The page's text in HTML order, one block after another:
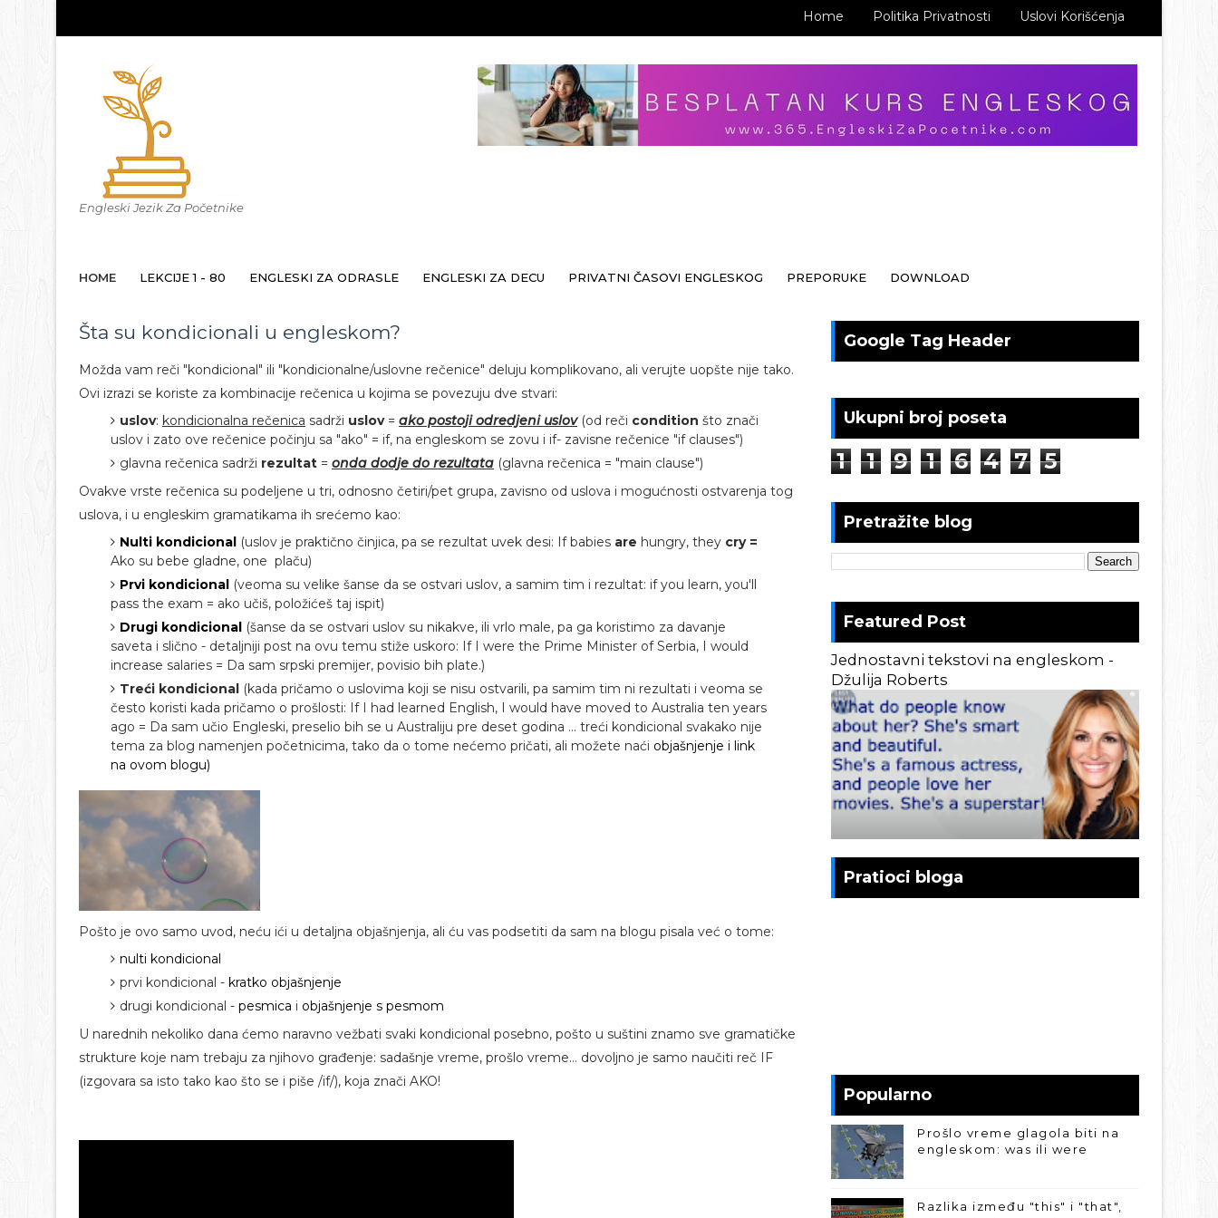
Home Politika Privatnosti Uslovi Korišćenja
Engleski Jezik Za Početnike
HOME LEKCIJE 1 - 80 ENGLESKI ZA ODRASLE ENGLESKI ZA DECU PRIVATNI ČASOVI ENGLESKOG PREPORUKE DOWNLOAD
Šta su kondicionali u engleskom?
Možda vam reči "kondicional" ili "kondicionalne/uslovne rečenice" deluju komplikovano, ali verujte uopšte nije tako.
Ovi izrazi se koriste za kombinacije rečenica u kojima se povezuju dve stvari:
uslov: kondicionalna rečenica sadrži uslov = ako postoji odredjeni uslov(od reči condition što znači
uslov i zato ove rečenice počinju sa "ako" = if, na engleskom se zovu i if- zavisne rečenice "if clauses")
glavna rečenica sadrži rezultat = onda dodje do rezultata (glavna rečenica = "main clause")
Ovakve vrste rečenica su podeljene u tri, odnosno četiri/pet grupa, zavisno od uslova i mogućnosti ostvarenja tog
uslova, i u engleskim gramatikama ih srećemo kao:
Nulti kondicional (uslov je praktično činjica, pa se rezultat uvek desi: If babies are hungry, they cry =
Ako su bebe gladne, one plaču)
Prvi kondicional (veoma su velike šanse da se ostvari uslov, a samim tim i rezultat: if you learn, you'll
pass the exam = ako učiš, položićeš taj ispit)
Drugi kondicional (šanse da se ostvari uslov su nikakve, ili vrlo male, pa ga koristimo za davanje
saveta i slično - detaljniji post na ovu temu stiže uskoro: If I were the Prime Minister of Serbia, I would
increase salaries = Da sam srpski premijer, povisio bih plate.)
Treći kondicional (kada pričamo o uslovima koji se nisu ostvarili, pa samim tim ni rezultati i veoma se
često koristi kada pričamo o prošlosti: If I had learned English, I would have moved to Australia ten years
ago = Da sam učio Engleski, preselio bih se u Australiju pre deset godina ... treći kondicional svakako nije
tema za blog namenjen početnicima, tako da o tome nećemo pričati, ali možete naći objašnjenje i link
na ovom blogu)
Pošto je ovo samo uvod, neću ići u detaljna objašnjenja, ali ću vas podsetiti da sam na blogu pisala već o tome:
nulti kondicional
prvi kondicional - kratko objašnjenje
drugi kondicional - pesmica i objašnjenje s pesmom
U narednih nekoliko dana ćemo naravno vežbati svaki kondicional posebno, pošto u suštini znamo sve gramatičke
strukture koje nam trebaju za njihovo građenje: sadašnje vreme, prošlo vreme... dovoljno je samo naučiti reč IF
(izgovara sa isto tako kao što se i piše /if/), koja znači AKO!
Google Tag Header
Ukupni broj poseta
1 1 9 1 6 4 7 5
Pretražite blog
Featured Post
Jednostavni tekstovi na engleskom -
Džulija Roberts
Pratioci bloga
Popularno
Prošlo vreme glagola biti na
engleskom: was ili were
Razlika između "this" i "that",